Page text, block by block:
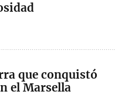
que conquistó
el Marsella